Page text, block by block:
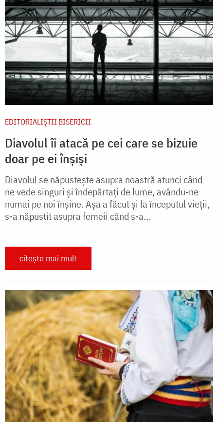
EDITORIALIȘTII BISERICII
Diavolul îi atacă pe cei care se bizuie
doar pe ei înșiși
Diavolul se năpustește asupra noastră atunci când
ne vede singuri și îndepărtați de lume, avându-ne
numai pe noi înșine. Așa a făcut și la începutul vieții,
s-a năpustit asupra femeii când s-a...
citește mai mult